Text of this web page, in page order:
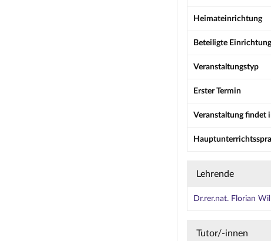
Heimateinrichtung
Beteiligte
Veranstaltungstyp
Erster Termin
Veranstaltung findet
Lehrende
Dr.rer.nat. Florian
Tutor/-innen